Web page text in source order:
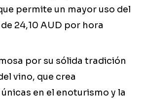
permite un mayor uso del
24,10 AUD por hora
por su sólida tradición
vino, que crea
en el enoturismo y la